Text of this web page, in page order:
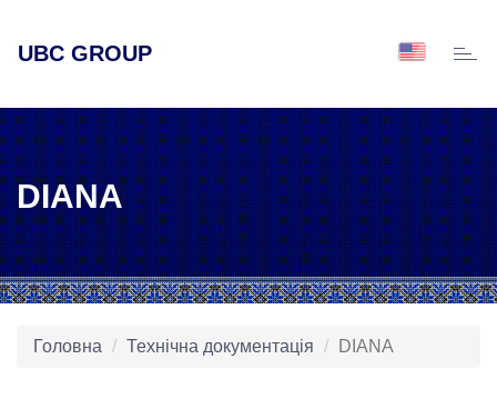
UBC GROUP
DIANA
Головна Технічна документація DIANA